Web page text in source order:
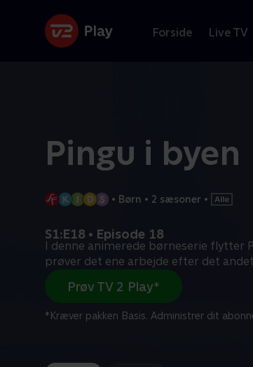
Forside Live TV
Pingu i byen
• Børn • 2 sæsoner •
S1:E18 • Episode 18
I denne animerede børneserie flytter
prøver det ene arbejde efter det
Prøv TV 2 Play*
*Kræver pakken Basis. Administrer dit